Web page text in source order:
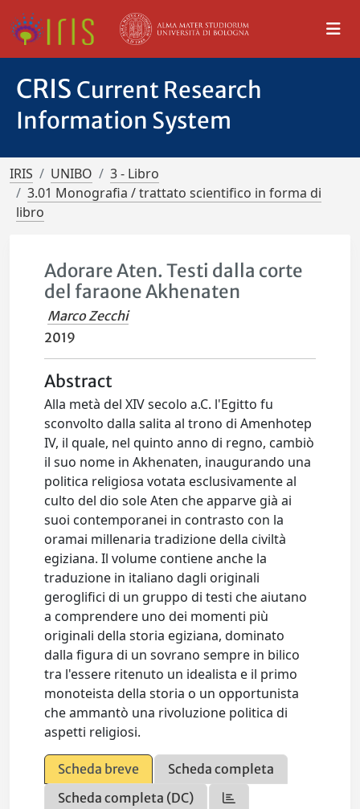
CRIS Current Research
Information System
IRIS UNIBO
3 - Libro
3.01 Monografia / trattato scientifico in forma di
libro
Adorare Aten. Testi dalla corte
del faraone Akhenaten
Marco Zecchi
2019
Abstract
Alla metà del XIV secolo a.C. l'Egitto fu
sconvolto dalla salita al trono di Amenhotep
IV, il quale, nel quinto anno di regno, cambiò
il suo nome in Akhenaten, inaugurando una
politica religiosa votata esclusivamente al
culto del dio sole Aten che apparve già ai
suoi contemporanei in contrasto con la
oramai millenaria tradizione della civiltà
egiziana. Il volume contiene anche la
traduzione in italiano dagli originali
geroglifici di un gruppo di testi che aiutano
a comprendere uno dei momenti più
originali della storia egiziana, dominato
dalla figura di un sovrano sempre in bilico
tra l'essere ritenuto un idealista e il primo
monoteista della storia o un opportunista
che ammantò una rivoluzione politica di
aspetti religiosi.
Scheda breve
Scheda completa
Scheda completa (DC)